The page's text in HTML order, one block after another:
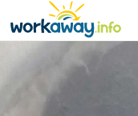
CONTENT
MAIN NAVIGATION